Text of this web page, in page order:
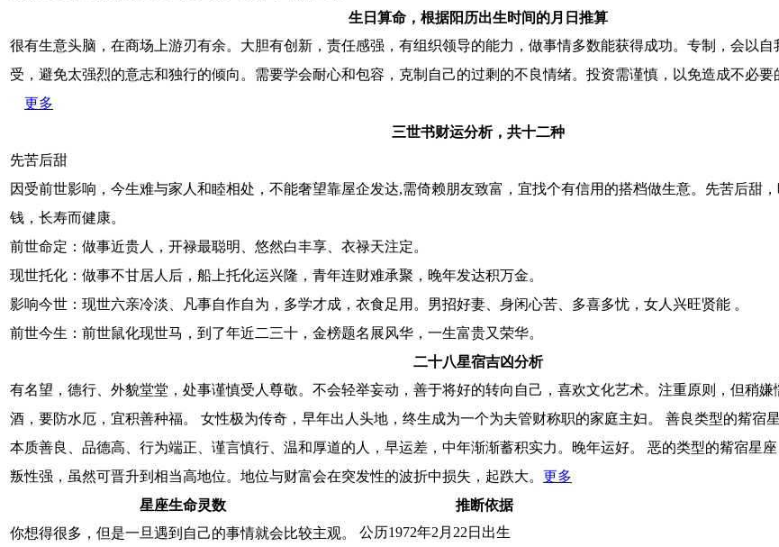
生日算命，根据阳历出生时间的月日推算
很有生意头脑，在商场上游刃有余。大胆有创新，责任感强，有组织领导的能力，做事情多数能获得成功。专制，会以
受，避免太强烈的意志和独行的倾向。需要学会耐心和包容，克制自己的过剩的不良情绪。投资需谨慎，以免造成不必
更多
三世书财运分析，共十二种
先苦后甜
因受前世影响，今生难与家人和睦相处，不能奢望靠屋企发达,需倚赖朋友致富，宜找个有信用的搭档做生意。先苦后甜
钱，长寿而健康。
前世命定：做事近贵人，开禄最聪明、悠然白丰享、衣禄天注定。
现世托化：做事不甘居人后，船上托化运兴隆，青年连财难承聚，晚年发达积万金。
影响今世：现世六亲冷淡、凡事自作自为，多学才成，衣食足用。男招好妻、身闲心苦、多喜多忧，女人兴旺贤能 。
前世今生：前世鼠化现世马，到了年近二三十，金榜题名展风华，一生富贵又荣华。
二十八星宿吉凶分析
有名望，德行、外貌堂堂，处事谨慎受人尊敬。不会轻举妄动，善于将好的转向自己，喜欢文化艺术。注重原则，但稍
酒，要防水厄，宜积善种福。 女性极为传奇，早年出人头地，终生成为一个为夫管财称职的家庭主妇。 善良类型的觜宿
本质善良、品德高、行为端正、谨言慎行、温和厚道的人，早运差，中年渐渐蓄积实力。晚年运好。 恶的类型的觜宿星
叛性强，虽然可晋升到相当高地位。地位与财富会在突发性的波折中损失，起跌大。 更多
星座生命灵数
推断依据
你想得很多，但是一旦遇到自己的事情就会比较主观。
公历1972年2月22日出生